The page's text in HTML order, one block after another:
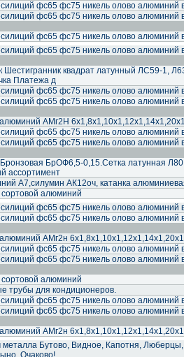
фс65 фс75 никель олово алюминий
фс65 фс75 никель олово алюминий
фс65 фс75 никель олово алюминий
фс65 фс75 никель олово алюминий
Шестигранник квадрат латунный ЛС59-1,
Платежа д
фс65 фс75 никель олово алюминий
фс65 фс75 никель олово алюминий
АМг2Н
фс65 фс75 никель олово алюминий
фс65 фс75 никель олово алюминий
БрОФ6,5-0,15.Сетка латунная
ассортимент
А7,силумин АК12оч, катанка
сортовой алюминий
фс65 фс75 никель олово алюминий
фс65 фс75 никель олово алюминий
АМг2н
фс65 фс75 никель олово алюминий
фс65 фс75 никель олово алюминий
сортовой алюминий
трубы для кондиционеров.
фс65 фс75 никель олово алюминий
фс65 фс75 никель олово алюминий
АМг2н
металла Бутово, Видное, Капотня,
Очаково!